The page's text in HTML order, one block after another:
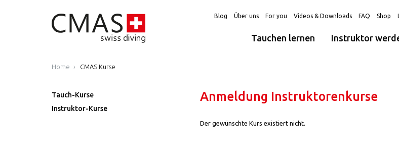
Blog Über uns For you Videos & Downloads FAQ Shop
Tauchen lernen Instruktor
Home CMAS Kurse
Tauch-Kurse
Instruktor-Kurse
Anmeldung Instruktorenkurse
Der gewünschte Kurs existiert nicht.